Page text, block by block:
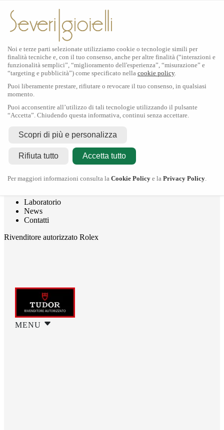
Rolex
Rolex Certified Pre-Owned
Crivelli
Pomellato
Severi Gioielli
Laboratorio
News
Contatti
Rivenditore autorizzato Rolex
MENU
Noi e terze parti selezionate utilizziamo cookie o tecnologie simili per
finalità tecniche e, con il tuo consenso, anche per altre finalità (“interazioni e
funzionalità semplici”, “miglioramento dell'esperienza”, “misurazione” e
“targeting e pubblicità”) come specificato nella cookie policy.
Puoi liberamente prestare, rifiutare o revocare il tuo consenso, in qualsiasi
momento.
Puoi acconsentire all’utilizzo di tali tecnologie utilizzando il pulsante
“Accetta”. Chiudendo questa informativa, continui senza accettare.
Scopri di più e personalizza
Rifiuta tutto Accetta tutto
Per maggiori informazioni consulta la Cookie Policy e la Privacy Policy.